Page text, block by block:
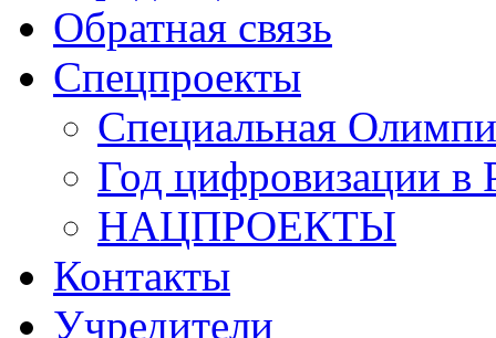
Обратная связь
Спецпроекты
Специальная
Год цифровизации в
НАЦПРОЕКТЫ
Контакты
Учредители